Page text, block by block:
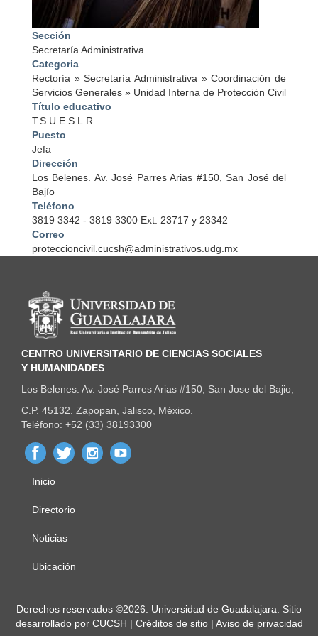
Sección
Secretaría Administrativa
Categoria
Rectoría »Secretaría Administrativa »Coordinación de
Servicios Generales » Unidad Interna de Protección Civil
Título educativo
T.S.U.E.S.L.R
Puesto
Jefa
Dirección
Los Belenes. Av. José Parres Arias #150, San José del
Bajío
Teléfono
3819 3342 - 3819 3300 Ext: 23717 y 23342
Correo
proteccioncivil.cucsh@administrativos.udg.mx
Información del portal
CENTRO UNIVERSITARIO DE CIENCIAS SOCIALES
Y HUMANIDADES
Los Belenes. Av. José Parres Arias #150, San Jose del Bajio,
C.P. 45132. Zapopan, Jalisco, México.
Teléfono: +52 (33) 38193300
Menú
principal
Inicio
Directorio
Noticias
Ubicación
Derechos
Derechos reservados ©2026. Universidad de Guadalajara. Sitio
desarrollado por CUCSH | Créditos de sitio| Aviso de privacidad